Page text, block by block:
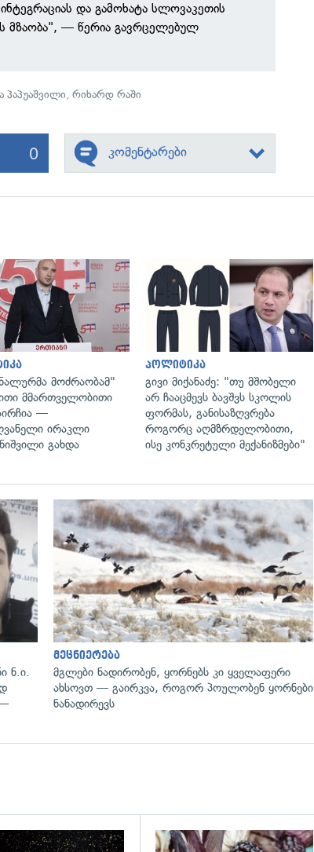
და გამოხატა სლოვაკეთის
მზაობა", — წერია გავრცელებულ
პაპუაშვილი,რიხარდ რაში
0 კომენტარები
გადახედვა
მოძრაობამ"
მმართველობითი
—
ირაკლი
გახდა
პოლიტიკა
გივი მიქანაძე: "თუ მშობელი
არ ჩააცმევს ბავშვს სკოლის
ფორმას, განისაზღვრება
როგორც აღმზრდელობითი,
ისე კონკრეტული მექანიზმები"
გადახედვა
ნ.ი.
—
მეცნიერება
მგლები ნადირობენ, ყორნებს კი ყველაფერი
ახსოვთ — გაირკვა, როგორ პოულობენ ყორნები
ნანადირევს
გადახედვა